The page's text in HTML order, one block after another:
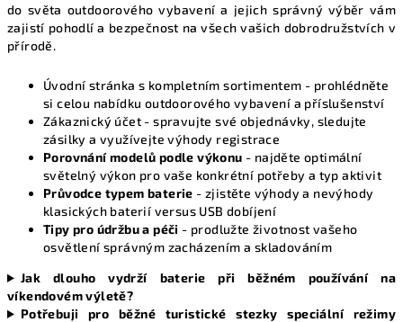
do světa outdoorového vybavení a jejich správný výběr vám
zajistí pohodlí a bezpečnost na všech vašich dobrodružstvích v
přírodě.
Úvodní stránka s kompletním sortimentem - prohlédněte
si celou nabídku outdoorového vybavení a příslušenství
Zákaznický účet - spravujte své objednávky, sledujte
zásilky a využívejte výhody registrace
Porovnání modelů podle výkonu - najděte optimální
světelný výkon pro vaše konkrétní potřeby a typ aktivit
Průvodce typem baterie - zjistěte výhody a nevýhody
klasických baterií versus USB dobíjení
Tipy pro údržbu a péči - prodlužte životnost vašeho
osvětlení správným zacházením a skladováním
Jak dlouho vydrží baterie při běžném používání na
víkendovém výletě?
Potřebuji pro běžné turistické stezky speciální režimy